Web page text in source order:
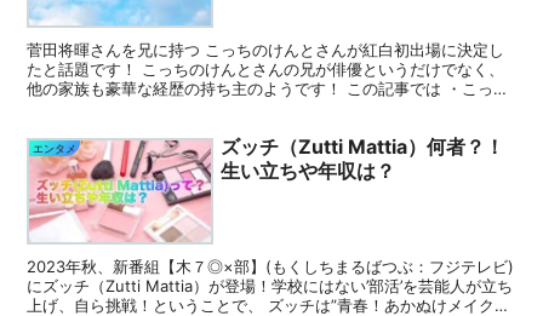
菅田将暉さんを兄に持つ こっちのけんとさんが紅白初出場に決定し
たと話題です！ こっちのけんとさんの兄が俳優というだけでなく、
他の家族も豪華な経歴の持ち主のようです！ この記事では ・こっち
エンタメ
ズッチ（Zutti Mattia）何者？！
生い立ちや年収は？
2023年秋、新番組【木７◎×部】(もくしちまるばつぶ：フジテレビ)
にズッチ（Zutti Mattia）が登場！学校にはない’部活’を芸能人が立ち
上げ、自ら挑戦！ということで、 ズッチは”青春！あかぬけメイク